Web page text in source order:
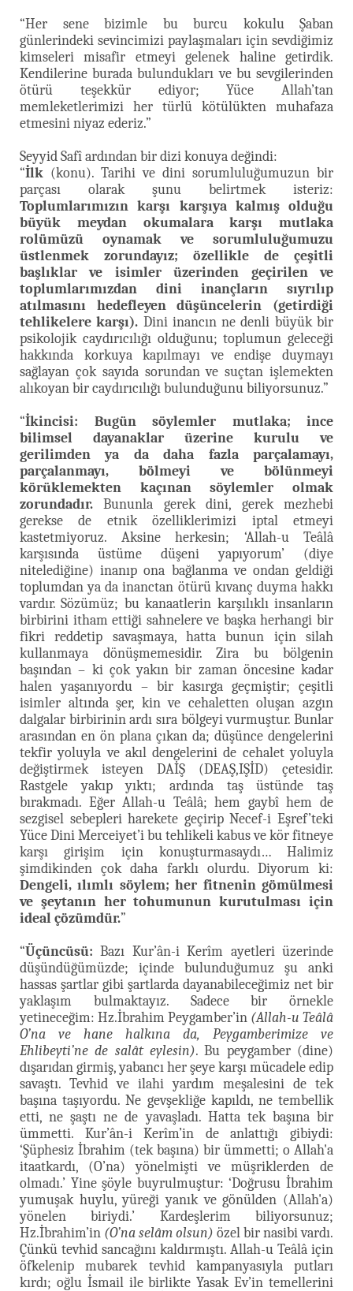
“Her sene bizimle bu burcu kokulu Şaban
günlerindeki sevincimizi paylaşmaları için sevdiğimiz
kimseleri misafir etmeyi gelenek haline getirdik.
Kendilerine burada bulundukları ve bu sevgilerinden
ötürü teşekkür ediyor; Yüce Allah’tan
memleketlerimizi her türlü kötülükten muhafaza
etmesini niyaz ederiz.”
Seyyid Safî ardından bir dizi konuya değindi:
“İlk (konu). Tarihi ve dini sorumluluğumuzun bir
parçası olarak şunu belirtmek isteriz:
Toplumlarımızın karşı karşıya kalmış olduğu
büyük meydan okumalara karşı mutlaka
rolümüzü oynamak ve sorumluluğumuzu
üstlenmek zorundayız; özellikle de çeşitli
başlıklar ve isimler üzerinden geçirilen ve
toplumlarımızdan dini inançların sıyrılıp
atılmasını hedefleyen düşüncelerin (getirdiği
tehlikelere karşı). Dini inancın ne denli büyük bir
psikolojik caydırıcılığı olduğunu; toplumun geleceği
hakkında korkuya kapılmayı ve endişe duymayı
sağlayan çok sayıda sorundan ve suçtan işlemekten
alıkoyan bir caydırıcılığı bulunduğunu biliyorsunuz.”
“İkincisi:
Bugün söylemler mutlaka; ince
bilimsel dayanaklar üzerine kurulu ve
gerilimden ya da daha fazla parçalamayı,
parçalanmayı, bölmeyi ve bölünmeyi
körüklemekten kaçınan söylemler olmak
zorundadır. Bununla gerek dini, gerek mezhebi
gerekse de etnik özelliklerimizi iptal etmeyi
kastetmiyoruz. Aksine herkesin; ‘Allah-u Teâlâ
karşısında üstüme düşeni yapıyorum’ (diye
nitelediğine) inanıp ona bağlanma ve ondan geldiği
toplumdan ya da inanctan ötürü kıvanç duyma hakkı
vardır. Sözümüz; bu kanaatlerin karşılıklı insanların
birbirini itham ettiği sahnelere ve başka herhangi bir
fikri reddetip savaşmaya, hatta bunun için silah
kullanmaya dönüşmemesidir. Zira bu bölgenin
başından – ki çok yakın bir zaman öncesine kadar
halen yaşanıyordu – bir kasırga geçmiştir; çeşitli
isimler altında şer, kin ve cehaletten oluşan azgın
dalgalar birbirinin ardı sıra bölgeyi vurmuştur. Bunlar
arasından en ön plana çıkan da; düşünce dengelerini
tekfir yoluyla ve akıl dengelerini de cehalet yoluyla
değiştirmek isteyen DAİŞ (DEAŞ,IŞİD) çetesidir.
Rastgele yakıp yıktı; ardında taş üstünde taş
bırakmadı. Eğer Allah-u Teâlâ; hem gaybî hem de
sezgisel sebepleri harekete geçirip Necef-i Eşref’teki
Yüce Dini Merceiyet’i bu tehlikeli kabus ve kör fitneye
karşı girişim için konuşturmasaydı… Halimiz
şimdikinden çok daha farklı olurdu. Diyorum ki:
Dengeli, ılımlı söylem; her fitnenin gömülmesi
ve şeytanın her tohumunun kurutulması için
ideal çözümdür.”
“Üçüncüsü: Bazı Kur’ân-i Kerîm ayetleri üzerinde
düşündüğümüzde; içinde bulunduğumuz şu anki
hassas şartlar gibi şartlarda dayanabileceğimiz net bir
yaklaşım bulmaktayız. Sadece bir örnekle
yetineceğim: Hz.İbrahim Peygamber’in (Allah-u Teâlâ
O’na ve hane halkına da, Peygamberimize ve
Ehlibeyti’ne de salât eylesin). Bu peygamber (dine)
dışarıdan girmiş, yabancı her şeye karşı mücadele edip
savaştı. Tevhid ve ilahi yardım meşalesini de tek
başına taşıyordu. Ne gevşekliğe kapıldı, ne tembellik
etti, ne şaştı ne de yavaşladı. Hatta tek başına bir
ümmetti. Kur’ân-i Kerîm’in de anlattığı gibiydi:
‘Şüphesiz İbrahim (tek başına) bir ümmetti; o Allah'a
itaatkardı, (O’na) yönelmişti ve müşriklerden de
olmadı.’ Yine şöyle buyrulmuştur: ‘Doğrusu İbrahim
yumuşak huylu, yüreği yanık ve gönülden (Allah'a)
yönelen biriydi.’ Kardeşlerim biliyorsunuz;
Hz.İbrahim’in (O’na selâm olsun) özel bir nasibi vardı.
Çünkü tevhid sancağını kaldırmıştı. Allah-u Teâlâ için
öfkelenip mubarek tevhid kampanyasıyla putları
kırdı; oğlu İsmail ile birlikte Yasak Ev’in temellerini